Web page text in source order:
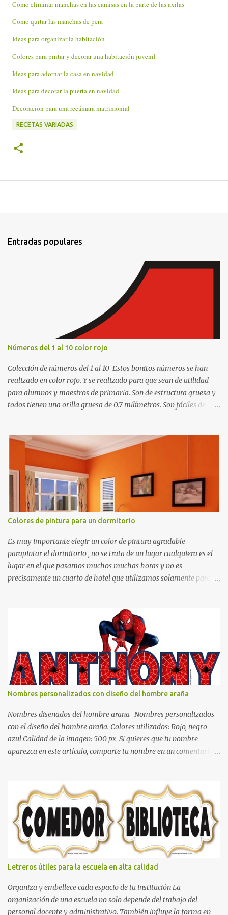
Cómo eliminar manchas en las camisas en la parte de las axilas
Cómo quitar las manchas de pera
Ideas para organizar la habitación
Colores para pintar y decorar una habitación juvenil
Ideas para adornar la casa en navidad
Ideas para decorar la puerta en navidad
Decoración para una recámara matrimonial
RECETAS VARIADAS
Entradas populares
Números del 1 al 10 color rojo
Colección de números del 1 al 10 Estos bonitos números se han
realizado en color rojo. Y se realizado para que sean de utilidad
para alumnos y maestros de primaria. Son de estructura gruesa y
todos tienen una orilla gruesa de 0.7 milímetros. Son fáciles de
matemáticos, para decorar los cumpleaños de los niños, entre
otras cosas.
Colores de pintura para un dormitorio
Es muy importante elegir un color de pintura agradable
parapintar el dormitorio , no se trata de un lugar cualquiera es el
lugar en el que pasamos muchos muchas horas y no es
precisamente un cuarto de hotel que utilizamos solamente para
cómodo y también para nuestra vista. Te mostramos algunas
sugerencias que pueden brindar la elegancia y estilo que buscas
para tu dormitorio. El color naranja es una buena opción para
recibir esa luz y felicidad que todo ser humano necesita. El color
blanco es ideal para lograr el relax total, es un color que va con
todo y además es color bastante limpio que te dará esa sensación
de calidez. Los colores terra son excelentes para usar en el
dormitorio nos brinda esa sensación de tranquilidad y confort. El
color gris es un color muy relajante y por lo tanto entra en la lista
de colo...
Nombres personalizados con diseño del hombre araña
Nombres diseñados del hombre araña Nombres personalizados
con el diseño del hombre araña. Colores utilizados: Rojo, negro
azul Calidad de la imagen: 500 px Si quieres que tu nombre
aparezca en este artículo, comparte tu nombre en un comentario y
decorar el dormitorio con pósters Cama con diseño de ring de
boxeo Ideas para decoraciones de fiestas infantiles Cosas bonitas
que se pueden hacer con gomas de coche
Letreros útiles para la escuela en alta calidad
Organiza y embellece cada espacio de tu institución La
organización de una escuela no solo depende del trabajo del
personal docente y administrativo. También influye la forma en